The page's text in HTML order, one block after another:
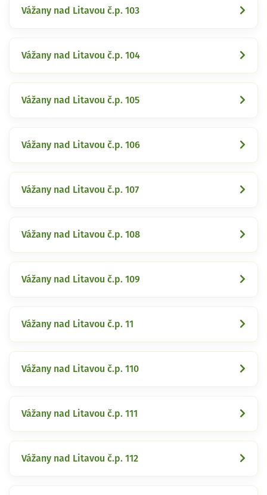
Vážany nad Litavou č.p. 103
Vážany nad Litavou č.p. 104
Vážany nad Litavou č.p. 105
Vážany nad Litavou č.p. 106
Vážany nad Litavou č.p. 107
Vážany nad Litavou č.p. 108
Vážany nad Litavou č.p. 109
Vážany nad Litavou č.p. 11
Vážany nad Litavou č.p. 110
Vážany nad Litavou č.p. 111
Vážany nad Litavou č.p. 112